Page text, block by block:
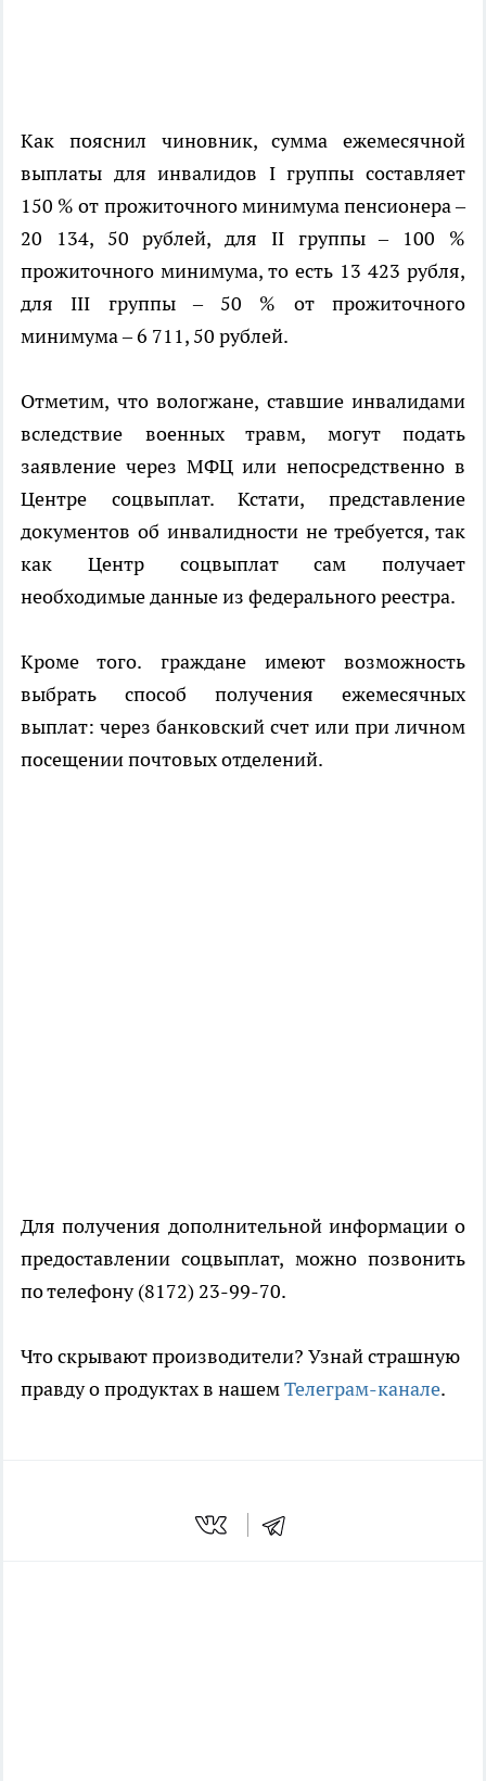
Как пояснил чиновник, сумма ежемесячной
выплаты для инвалидов I группы составляет
150 % от прожиточного минимума пенсионера –
20 134, 50 рублей, для II группы – 100 %
прожиточного минимума, то есть 13 423 рубля,
для III группы – 50 % от прожиточного
минимума – 6 711, 50 рублей.
Отметим, что вологжане, ставшие инвалидами
вследствие военных травм, могут подать
заявление через МФЦ или непосредственно в
Центре соцвыплат. Кстати, представление
документов об инвалидности не требуется, так
как Центр соцвыплат сам получает
необходимые данные из федерального реестра.
Кроме того. граждане имеют возможность
выбрать способ получения ежемесячных
выплат: через банковский счет или при личном
посещении почтовых отделений.
Для получения дополнительной информации о
предоставлении соцвыплат, можно позвонить
по телефону (8172) 23-99-70.
Что скрывают производители? Узнай страшную
правду о продуктах в нашемТелеграм-канале.